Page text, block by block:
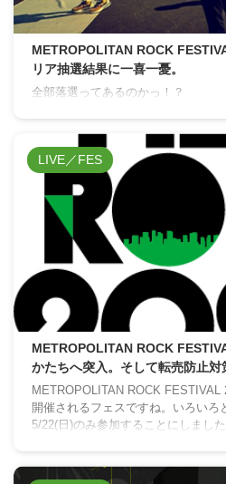
METROPOLITAN ROCK
リア抽選結果に一喜一憂。
全部落選ってあるのかっ！？
LIVE／FES
METROPOLITAN ROCK
かたちへ突入。そして転売防止
METROPOLITAN ROCK
開催されるフェスですね。いろいろ
5/22(日)のみ参加することにしました